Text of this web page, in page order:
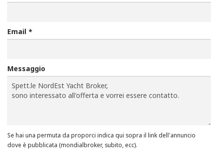
Email *
Messaggio
Se hai una permuta da proporci indica qui sopra il link dell'annuncio
dove è pubblicata (mondialbroker, subito, ecc).